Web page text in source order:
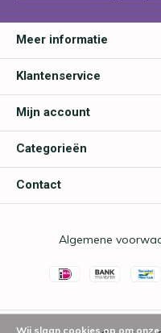
Meer informatie
Klantenservice
Mijn account
Categorieën
Contact
Algemene
Wij slaan cookies op om